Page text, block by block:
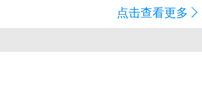
点击查看更多